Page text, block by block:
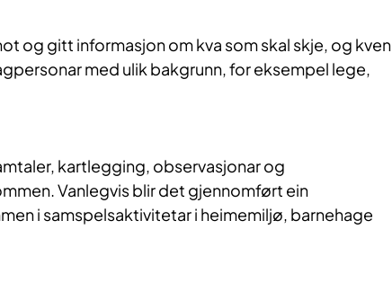
og gitt informasjon om kva som skal skje, og kven
med ulik bakgrunn, for eksempel lege,
kartlegging, observasjonar og
Vanlegvis blir det gjennomført ein
i samspelsaktivitetar i heimemiljø, barnehage